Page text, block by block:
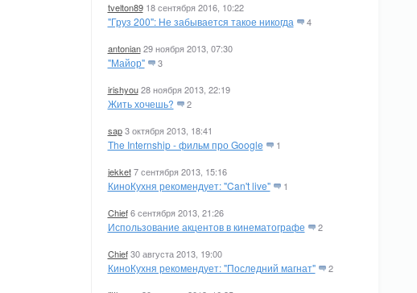
tvelton89 18 сентября 2016, 10:22
"Груз 200": Не забывается такое никогда 4
antonian 29 ноября 2013, 07:30
"Майор" 3
irishyou 28 ноября 2013, 22:19
Жить хочешь? 2
sap 3 октября 2013, 18:41
The Internship - фильм про Google 1
jekket 7 сентября 2013, 15:16
КиноКухня рекомендует: "Can't live" 1
Chief 6 сентября 2013, 21:26
Использование акцентов в кинематографе 2
Chief 30 августа 2013, 19:00
КиноКухня рекомендует: "Последний магнат" 2